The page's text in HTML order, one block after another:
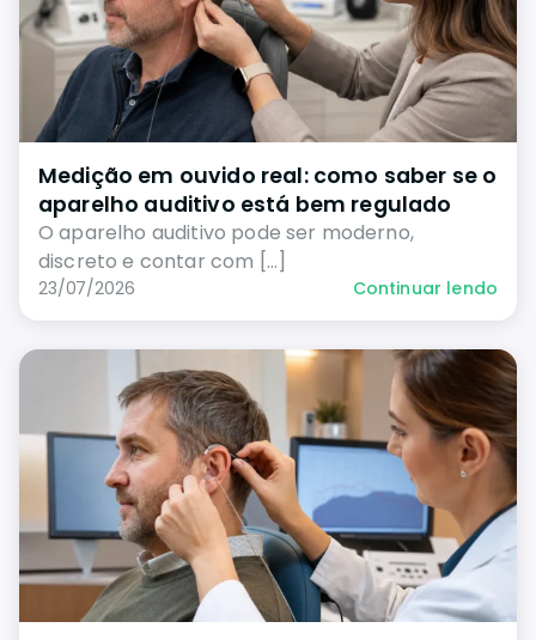
Medição em ouvido real: como saber se o
aparelho auditivo está bem regulado
O aparelho auditivo pode ser moderno,
discreto e contar com […]
23/07/2026 Continuar lendo